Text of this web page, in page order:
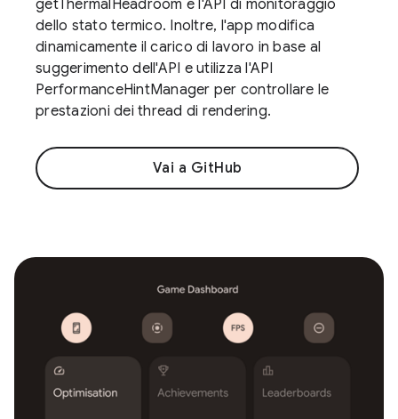
getThermalHeadroom e l'API di monitoraggio
dello stato termico. Inoltre, l'app modifica
dinamicamente il carico di lavoro in base al
suggerimento dell'API e utilizza l'API
PerformanceHintManager per controllare le
prestazioni dei thread di rendering.
Vai a GitHub